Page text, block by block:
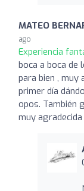
MATEO
ago
Experiencia
boca a boca de
para bien , muy
primer día
opos. También
muy